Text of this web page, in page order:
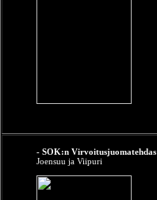
- SOK:n Virvoitusjuomatehdas
Joensuu ja Viipuri